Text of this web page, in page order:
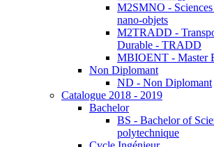
M2SMNO -
nano-objets
M2TRADD -
Durable - TRADD
MBIOENT - Master
Non Diplomant
ND - Non Diplomant
Catalogue 2018 - 2019
Bachelor
BS - Bachelor of
polytechnique